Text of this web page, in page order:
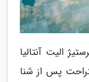
الیت آنتالیا
پس از شنا